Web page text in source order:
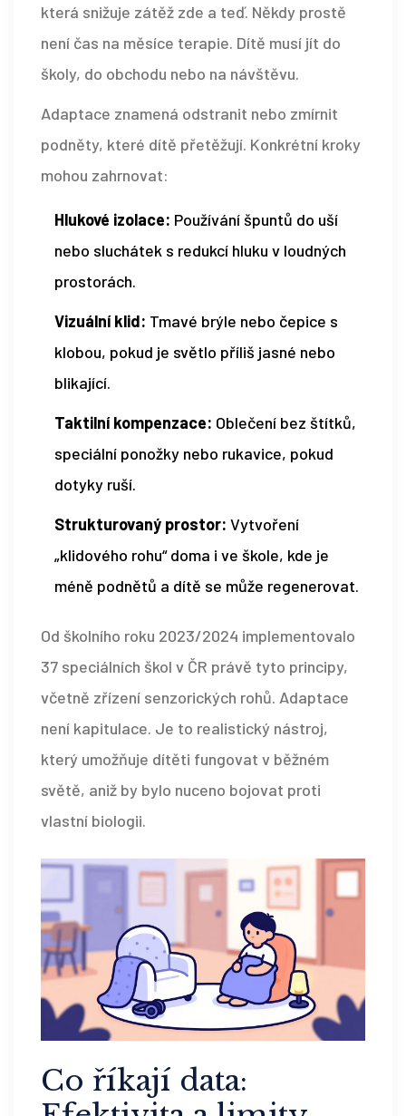
která snižuje zátěž zde a teď. Někdy prostě
není čas na měsíce terapie. Dítě musí jít do
školy, do obchodu nebo na návštěvu.
Adaptace znamená odstranit nebo zmírnit
podněty, které dítě přetěžují. Konkrétní kroky
mohou zahrnovat:
Hlukové izolace: Používání špuntů do uší
nebo sluchátek s redukcí hluku v loudných
prostorách.
Vizuální klid: Tmavé brýle nebo čepice s
klobou, pokud je světlo příliš jasné nebo
blikající.
Taktilní kompenzace: Oblečení bez štítků,
speciální ponožky nebo rukavice, pokud
dotyky ruší.
Strukturovaný prostor: Vytvoření
„klidového rohu“ doma i ve škole, kde je
méně podnětů a dítě se může regenerovat.
Od školního roku 2023/2024 implementovalo
37 speciálních škol v ČR právě tyto principy,
včetně zřízení senzorických rohů. Adaptace
není kapitulace. Je to realistický nástroj,
který umožňuje dítěti fungovat v běžném
světě, aniž by bylo nuceno bojovat proti
vlastní biologii.
Co říkají data: